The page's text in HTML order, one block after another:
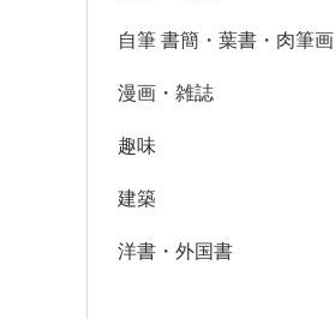
自筆 書簡・葉書・肉筆画
漫画・雑誌
趣味
建築
洋書・外国書